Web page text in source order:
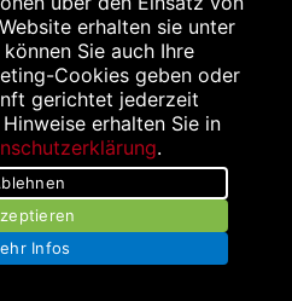
& OT KLEIS
21-25
68 97 66
68 97 65
erhalten sie unter
Sie auch Ihre
Cookies geben oder
gerichtet jederzeit
erhalten Sie in
.
Infos